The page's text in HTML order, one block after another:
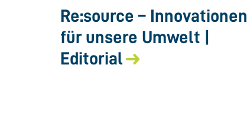
Re:source – Innovationen
für unsere Umwelt |
Editorial